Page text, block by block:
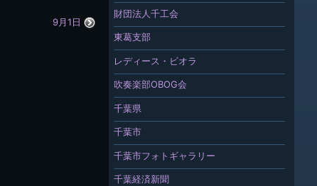
9月1日
財団法人千工会
東葛支部
レディース・ビオラ
吹奏楽部OBOG会
千葉県
千葉市
千葉市フォトギャラリー
千葉経済新聞